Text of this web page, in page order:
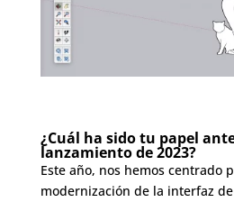
¿Cuál ha sido tu papel
lanzamiento de 2023?
Este año, nos hemos centrado
modernización de la interfaz